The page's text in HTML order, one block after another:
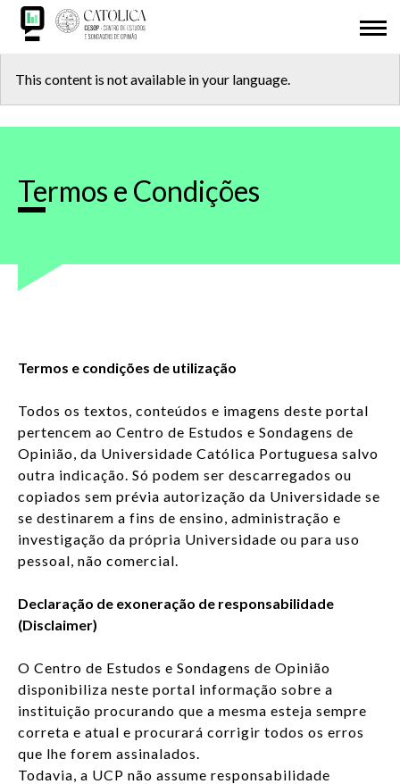
Skip
main
content
CESOP-LOCAL
IDL
LOG IN
FR List
top
This content is not available in your language.
Termos e Condições
Termos e condições de utilização
Todos os textos, conteúdos e imagens deste portal
pertencem ao Centro de Estudos e Sondagens de
Opinião, da Universidade Católica Portuguesa salvo
outra indicação. Só podem ser descarregados ou
copiados sem prévia autorização da Universidade se
se destinarem a fins de ensino, administração e
investigação da própria Universidade ou para uso
pessoal, não comercial.
Declaração de exoneração de responsabilidade
(Disclaimer)
O Centro de Estudos e Sondagens de Opinião
disponibiliza neste portal informação sobre a
instituição procurando que a mesma esteja sempre
correta e atual e procurará corrigir todos os erros
que lhe forem assinalados.
Todavia, a UCP não assume responsabilidade